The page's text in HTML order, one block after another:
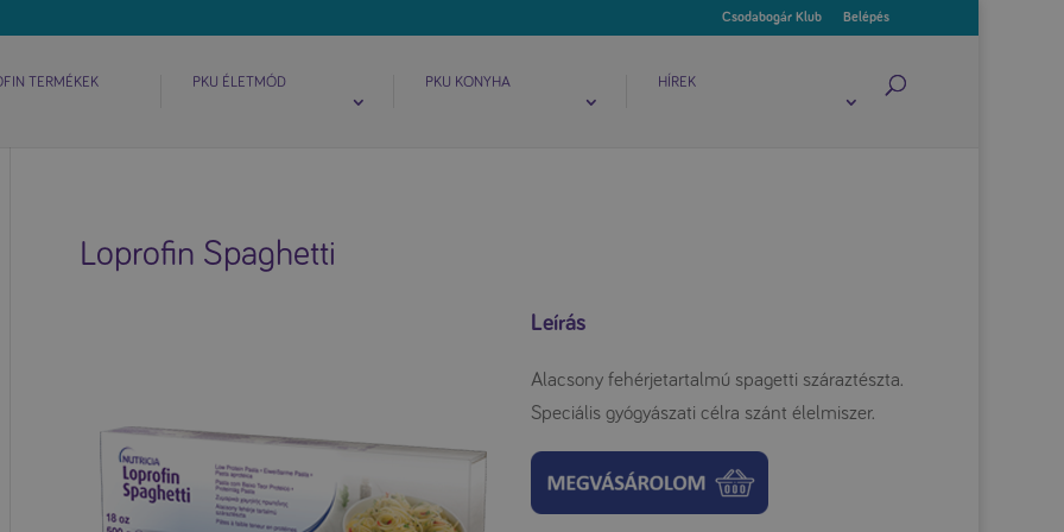
Csodabogár Klub Belépés
TERMÉKEK PKU ÉLETMÓD PKU KONYHA HÍREK
Loprofin Spaghetti
Leírás
Alacsony fehérjetartalmú spagetti száraztészta.
Speciális gyógyászati célra szánt élelmiszer.